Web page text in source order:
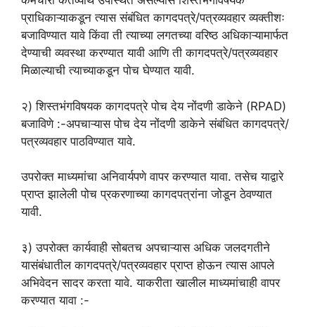
प्राधिकाऱ्याकडून त्यास संबंधित कागदपत्रे/पत्रव्यवहार व्यक्तीशः
बजाविण्यात यावे किंवा ती त्याच्या लगतच्या वरिष्ठ अधिकाऱ्यामार्फत
देण्याची व्यवस्था करण्यात यावी आणि ती कागदपत्रे/पत्रव्यवहार
मिळाल्याची त्याच्याकडून पोच घेण्यात यावी.
२) शिस्तभंगविषयक कागदपत्रे पोच देय नोंदणी डाकेने (RPAD)
बजाविणे :-अपचाऱ्यास पोच देय नोंदणी डाकेने संबंधित कागदपत्रे/
पत्रव्यवहार पाठविण्यात यावे.
उपरोक्त माध्यमांचा अनिवार्यपणे वापर करण्यात यावा. तसेच याद्वारे
प्राप्त झालेली पोच प्रकरणाच्या कागदपत्रांना जोडून ठेवण्यात
यावी.
३) उपरोक्त कार्यवाही सोबतच अपचाऱ्यास अधिक जलदगतीने
यासंबंधातील कागदपत्रे/पत्रव्यवहार प्राप्त होऊन त्यास आपले
अभिवेदन सादर करता यावे. याकरीता खालील माध्यमांचाही वापर
करण्यात यावा :-